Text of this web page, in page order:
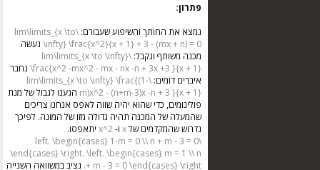
פתרון:
נמצא את החותך והשיפוע שעבורם: \lim\limits_{x \to
\infty} \frac{x^2}{x + 1} + 3 - (mx + n) = 0 נעשה
מכנה משותף ונקבל: \lim\limits_{x \to \infty}
\frac{x^2 -mx^2 - mx - nx -n + 3x +3 }{x + 1} נחבר
איברים דומים: \lim\limits_{x \to \infty} \frac{(1-
m)x^2 - (n+m-3)x -n + 3 }{x + 1} הגענו לגבול של מנת
פולינומים, כדי שהוא יהיה שווה לאפס אנחנו צריכים
שהמעלה של המכנה תהיה גדולה מזו של המונה. לפיכך
נדרוש שהמקדמים שלx ו-x^2 יתאפסו.
\left. \begin{cases} 1-m = 0 \\ n + m - 3 = 0
\end{cases} \right. \left. \begin{cases} m = 1 \\ n
+ m - 3 = 0 \end{cases} \right. נציב במשוואה השנייה